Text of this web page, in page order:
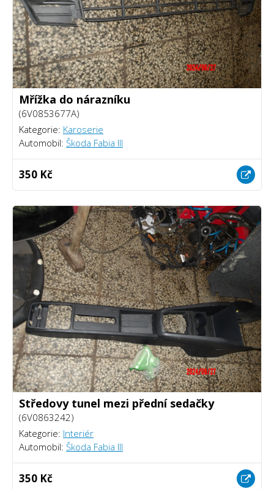
Mřížka do nárazníku
(6V0853677A)
Kategorie: Karoserie
Automobil: Škoda Fabia III
350 Kč
Středovy tunel mezi přední sedačky
(6V0863242)
Kategorie: Interiér
Automobil: Škoda Fabia III
350 Kč